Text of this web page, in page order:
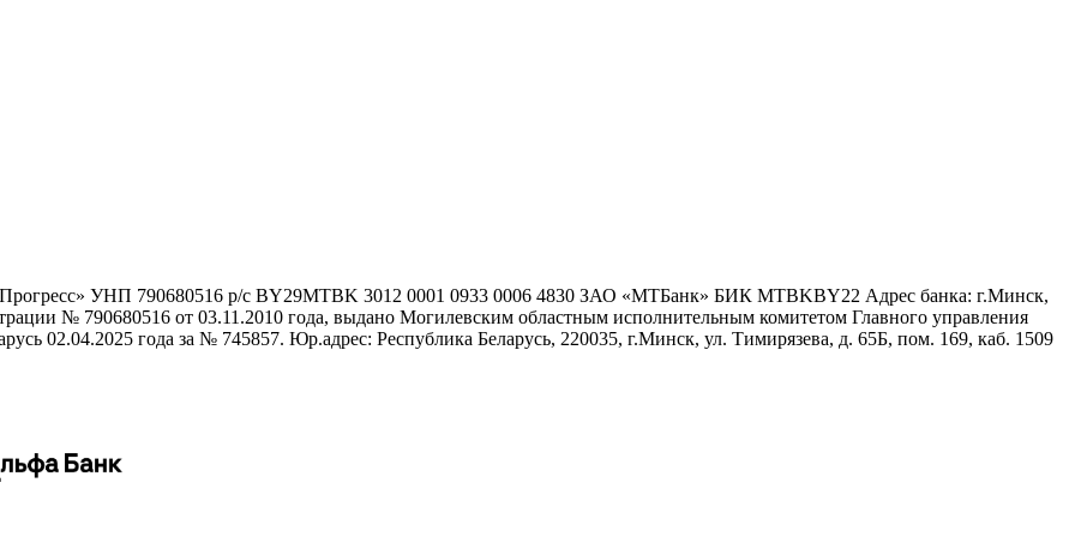
УНП 790680516 р/с BY29MTBK 3012 0001 0933 0006 4830 ЗАО «МТБанк» БИК MTBKBY22 Адрес банка: г.Минск,
№ 790680516 от 03.11.2010 года, выдано Могилевским областным исполнительным комитетом Главного управления
02.04.2025 года за № 745857. Юр.адрес: Республика Беларусь, 220035, г.Минск, ул. Тимирязева, д. 65Б, пом. 169, каб. 1509